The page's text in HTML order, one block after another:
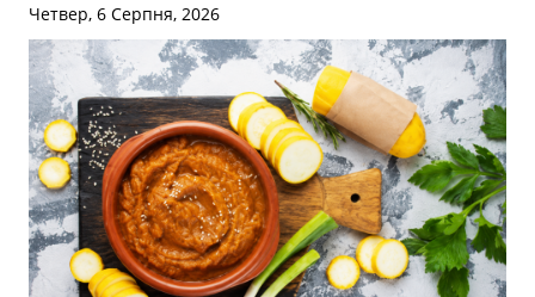
Четвер, 6 Серпня, 2026